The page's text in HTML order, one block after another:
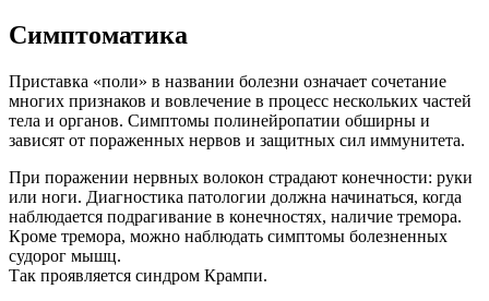
Симптоматика
Приставка «поли» в названии болезни означает сочетание
многих признаков и вовлечение в процесс нескольких частей
тела и органов. Симптомы полинейропатии обширны и
зависят от пораженных нервов и защитных сил иммунитета.
При поражении нервных волокон страдают конечности: руки
или ноги. Диагностика патологии должна начинаться, когда
наблюдается подрагивание в конечностях, наличие тремора.
Кроме тремора, можно наблюдать симптомы болезненных
судорог мышц.
Так проявляется синдром Крампи.